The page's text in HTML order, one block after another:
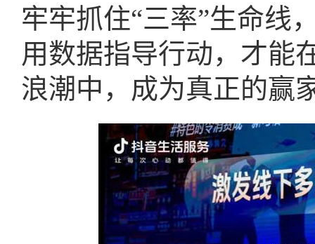
牢牢抓住“三率”生命线
用数据指导行动，才能
浪潮中，成为真正的赢